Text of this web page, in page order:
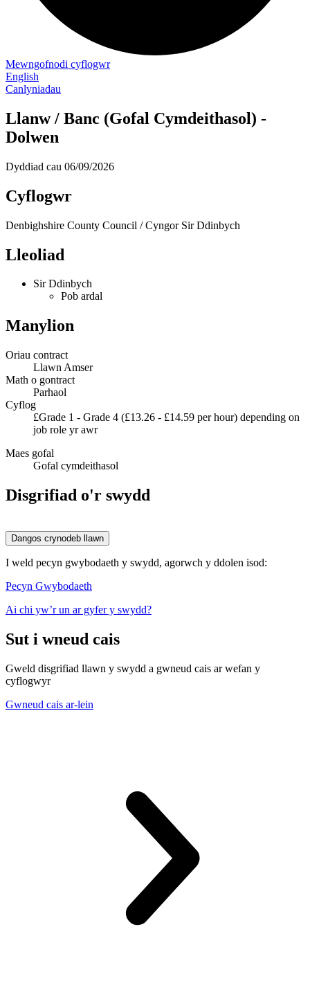
Mewngofnodi cyflogwr
English
Canlyniadau
Llanw / Banc (Gofal Cymdeithasol) -
Dolwen
Dyddiad cau 06/09/2026
Cyflogwr
Denbighshire County Council / Cyngor Sir Ddinbych
Lleoliad
Sir Ddinbych
Pob ardal
Manylion
Oriau contract
Llawn Amser
Math o gontract
Parhaol
Cyflog
£Grade 1 - Grade 4 (£13.26 - £14.59 per hour) depending on
job role yr awr
Maes gofal
Gofal cymdeithasol
Disgrifiad o'r swydd
Dangos crynodeb llawn
I weld pecyn gwybodaeth y swydd, agorwch y ddolen isod:
Pecyn Gwybodaeth
Ai chi yw’r un ar gyfer y swydd?
Sut i wneud cais
Gweld disgrifiad llawn y swydd a gwneud cais ar wefan y
cyflogwyr
Gwneud cais ar-lein